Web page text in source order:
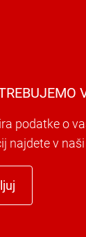
podatke o
najdete v